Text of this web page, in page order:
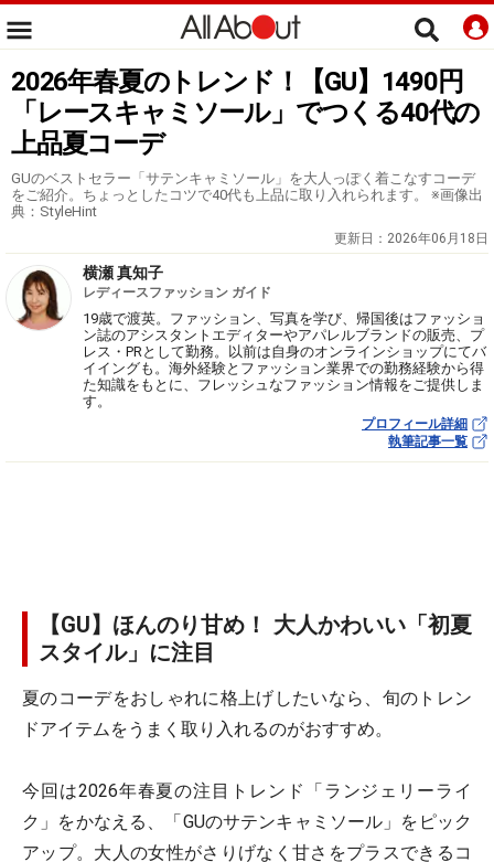
2026年春夏のトレンド！【GU】1490円
「レースキャミソール」でつくる40代の
上品夏コーデ
GUのベストセラー「サテンキャミソール」を大人っぽく着こなすコーデ
をご紹介。ちょっとしたコツで40代も上品に取り入れられます。 ※画像出
典：StyleHint
更新日： 2026年06月18日
横瀬 真知子
レディースファッション ガイド
19歳で渡英。ファッション、写真を学び、帰国後はファッショ
ン誌のアシスタントエディターやアパレルブランドの販売、プ
レス・PRとして勤務。以前は自身のオンラインショップにてバ
イイングも。海外経験とファッション業界での勤務経験から得
た知識をもとに、フレッシュなファッション情報をご提供しま
す。
プロフィール詳細
執筆記事一覧
【GU】ほんのり甘め！ 大人かわいい「初夏
スタイル」に注目
夏のコーデをおしゃれに格上げしたいなら、旬のトレン
ドアイテムをうまく取り入れるのがおすすめ。
今回は2026年春夏の注目トレンド「ランジェリーライ
ク」をかなえる、「GUのサテンキャミソール」をピック
アップ。大人の女性がさりげなく甘さをプラスできるコ